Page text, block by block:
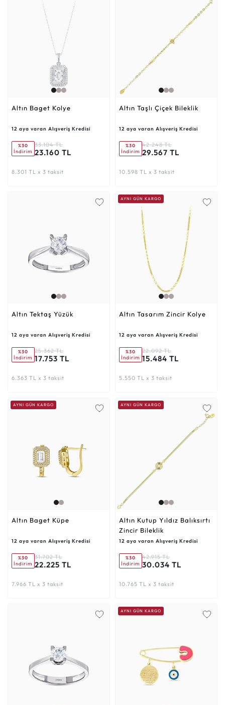
Altın Baget Kolye
12 aya varan Alışveriş Kredisi
%30
İndirim
33.104 TL
23.160 TL
8.301 TL x 3 taksit
Altın Taşlı Çiçek Bileklik
12 aya varan Alışveriş Kredisi
%30
İndirim
42.248 TL
29.567 TL
10.598 TL x 3 taksit
Altın Tektaş Yüzük
12 aya varan Alışveriş Kredisi
%30
İndirim
25.362 TL
17.753 TL
6.363 TL x 3 taksit
AYNI GÜN KARGO
Altın Tasarım Zincir Kolye
12 aya varan Alışveriş Kredisi
%30
İndirim
22.092 TL
15.484 TL
5.550 TL x 3 taksit
AYNI GÜN KARGO
Altın Baget Küpe
12 aya varan Alışveriş Kredisi
%30
İndirim
31.702 TL
22.225 TL
7.966 TL x 3 taksit
AYNI GÜN KARGO
Altın Kutup Yıldız Balıksırtı
Zincir Bileklik
12 aya varan Alışveriş Kredisi
%30
İndirim
42.915 TL
30.034 TL
10.765 TL x 3 taksit
AYNI GÜN KARGO